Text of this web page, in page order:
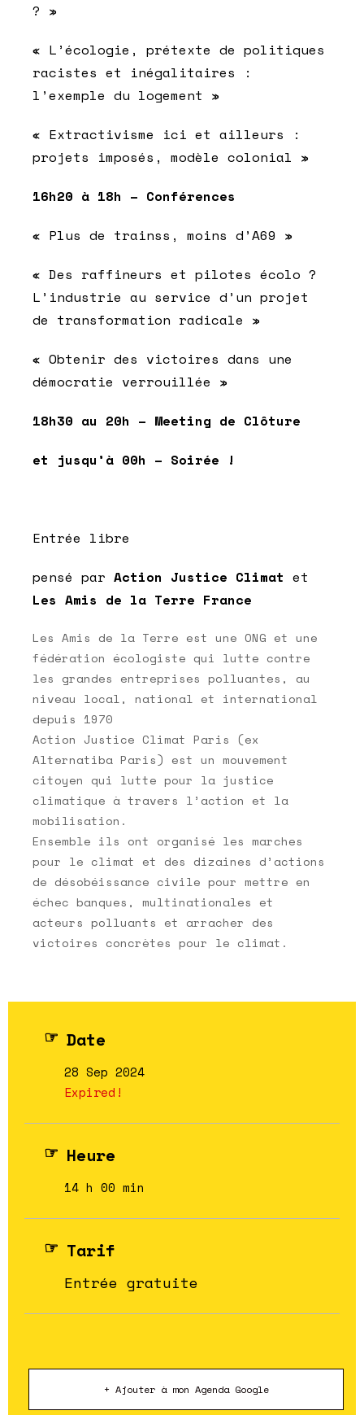
? »
« L’écologie, prétexte de politiques
racistes et inégalitaires :
l’exemple du logement »
« Extractivisme ici et ailleurs :
projets imposés, modèle colonial »
16h20 à 18h – Conférences
« Plus de trainss, moins d’A69 »
« Des raffineurs et pilotes écolo ?
L’industrie au service d’un projet
de transformation radicale »
« Obtenir des victoires dans une
démocratie verrouillée »
18h30 au 20h – Meeting de Clôture
et jusqu’à 00h – Soirée !
Entrée libre
pensé par Action Justice Climat et
Les Amis de la Terre France
Les Amis de la Terre est une ONG et une
fédération écologiste qui lutte contre
les grandes entreprises polluantes, au
niveau local, national et international
depuis 1970
Action Justice Climat Paris (ex
Alternatiba Paris) est un mouvement
citoyen qui lutte pour la justice
climatique à travers l’action et la
mobilisation.
Ensemble ils ont organisé les marches
pour le climat et des dizaines d’actions
de désobéissance civile pour mettre en
échec banques, multinationales et
acteurs polluants et arracher des
victoires concrètes pour le climat.
Date
28 Sep 2024
Expired!
Heure
14 h 00 min
Tarif
Entrée gratuite
+ Ajouter à mon Agenda Google